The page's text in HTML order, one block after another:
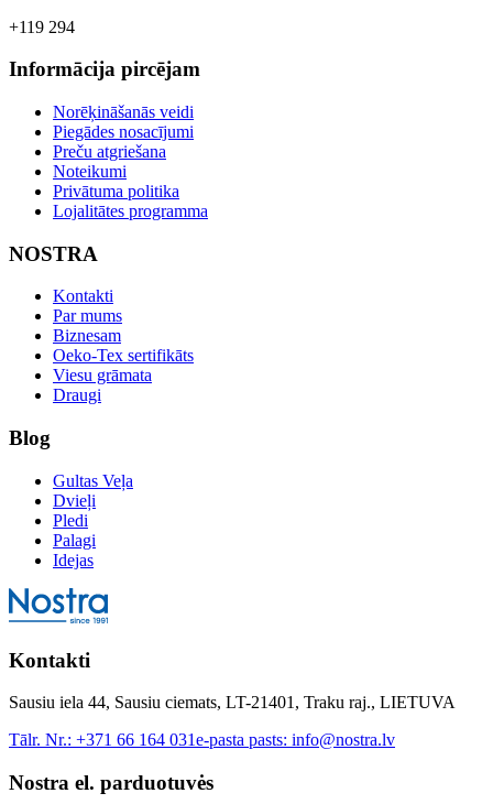
+119 294
Informācija pircējam
Norēķināšanās veidi
Piegādes nosacījumi
Preču atgriešana
Noteikumi
Privātuma politika
Lojalitātes programma
NOSTRA
Kontakti
Par mums
Biznesam
Oeko-Tex sertifikāts
Viesu grāmata
Draugi
Blog
Gultas Veļa
Dvieļi
Pledi
Palagi
Idejas
Kontakti
Sausiu iela 44, Sausiu ciemats, LT-21401, Traku raj., LIETUVA
Tālr. Nr.: +371 66 164 031e-pasta pasts: info@nostra.lv
Nostra el. parduotuvės